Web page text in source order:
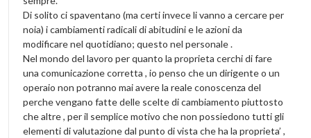
Di solito ci spaventano (ma certi invece li vanno a cercare per
noia) i cambiamenti radicali di abitudini e le azioni da
modificare nel quotidiano; questo nel personale .
Nel mondo del lavoro per quanto la proprieta cerchi di fare
una comunicazione corretta , io penso che un dirigente o un
operaio non potranno mai avere la reale conoscenza del
perche vengano fatte delle scelte di cambiamento piuttosto
che altre , per il semplice motivo che non possiedono tutti gli
elementi di valutazione dal punto di vista che ha la proprieta’ ,